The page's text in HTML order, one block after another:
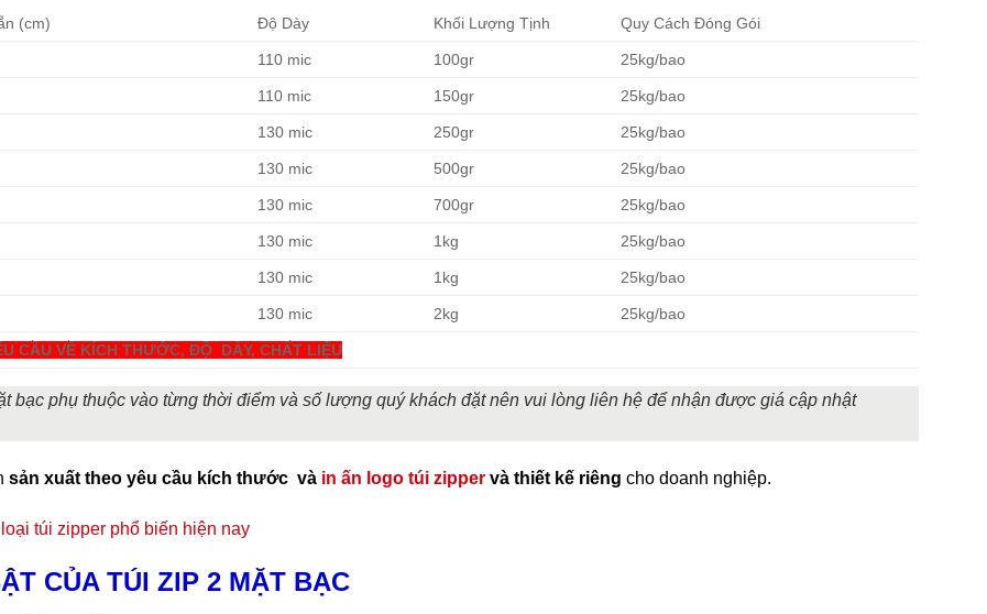
(cm) Độ Dày Khối Lượng Tịnh Quy Cách Đóng Gói
110 mic 100gr 25kg/bao
110 mic 150gr 25kg/bao
130 mic 250gr 25kg/bao
130 mic 500gr 25kg/bao
130 mic 700gr 25kg/bao
130 mic 1kg 25kg/bao
130 mic 1kg 25kg/bao
130 mic 2kg 25kg/bao
CẦU VỀ KÍCH THƯỚC, ĐỘ DÀY, CHẤT LIỆU
bạc phụ thuộc vào từng thời điểm và số lượng quý khách đặt nên vui lòng liên hệ để nhận được giá cập nhật
sản xuất theo yêu cầu kích thước và in ấn logo túi zipper và thiết kế riêng cho doanh nghiệp.
túi zipper phổ biến hiện nay
CỦA TÚI ZIP 2 MẶT BẠC